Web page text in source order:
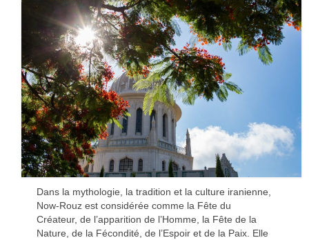
Dans la mythologie, la tradition et la culture iranienne,
Now-Rouz est considérée comme la Fête du
Créateur, de l’apparition de l’Homme, la Fête de la
Nature, de la Fécondité, de l’Espoir et de la Paix. Elle